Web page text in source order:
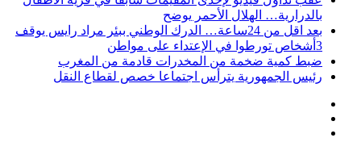
بالدرارية… الهلال الأحمر يوضح
بعد اقل من 24ساعة… الدرك الوطني ببئر مراد رايس يوقف
3أشخاص تورطوا في الإعتداء على مواطن
ضبط كمية ضخمة من المخدرات قادمة من المغرب
رئيس الجمهورية يترأس اجتماعا خصص لقطاع النقل